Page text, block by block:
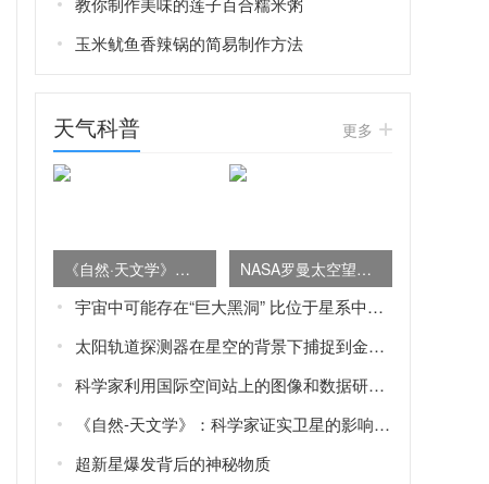
玉米鱿鱼香辣锅的简易制作方法
天气科普 更多
《自然·天文学》杂志：地球大部分氮或源于内太阳系原行星尘埃盘 NASA罗曼太空望远镜的太空覆盖面积是哈勃望远镜的100倍
宇宙中可能存在“巨大黑洞” 比位于星系中央的“超大质量黑洞”还要大
太阳轨道探测器在星空的背景下捕捉到金星、地球和火星的画面
科学家利用国际空间站上的图像和数据研究“蓝色喷流”Blue jets和“怪异闪电”elves
《自然-天文学》：科学家证实卫星的影响可以解释土星旋转轴的倾斜
超新星爆发背后的神秘物质